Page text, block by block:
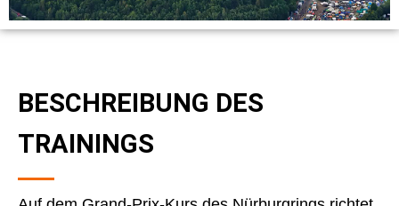
BESCHREIBUNG DES
TRAININGS